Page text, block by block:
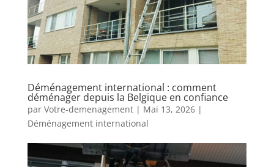
Déménagement international : comment
déménager depuis la Belgique en confiance
par Votre-demenagement| Mai 13, 2026|
Déménagement international